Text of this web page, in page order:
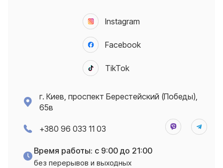
Instagram
Facebook
TikTok
г. Киев, проспект Берестейский (Победы),
65в
+380 96 033 11 03
Время работы: с 9:00 до 21:00
без перерывов и выходных